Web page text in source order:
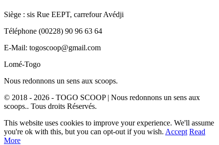
Siège : sis Rue EEPT, carrefour Avédji
Téléphone (00228) 90 96 63 64
E-Mail: togoscoop@gmail.com
Lomé-Togo
Nous redonnons un sens aux scoops.
© 2018 - 2026 - TOGO SCOOP | Nous redonnons un sens aux
scoops.. Tous droits Réservés.
This website uses cookies to improve your experience. We'll assume
you're ok with this, but you can opt-out if you wish. Accept Read
More